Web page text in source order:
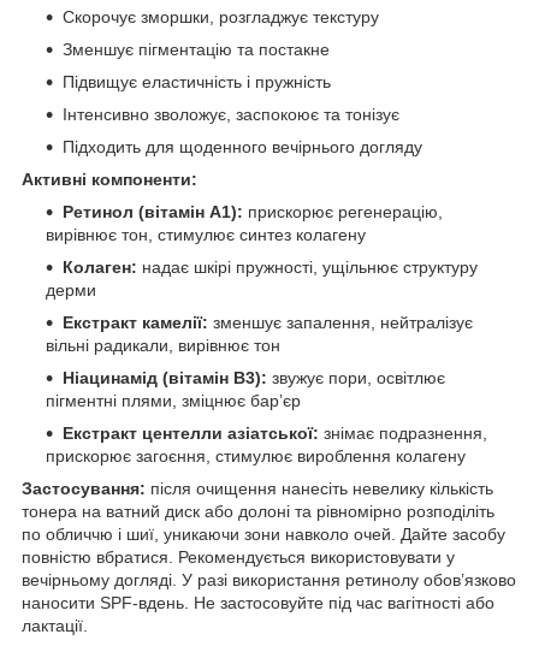
Скорочує зморшки, розгладжує текстуру
Зменшує пігментацію та постакне
Підвищує еластичність і пружність
Інтенсивно зволожує, заспокоює та тонізує
Підходить для щоденного вечірнього догляду
Активні компоненти:
Ретинол (вітамін А1): прискорює регенерацію,
вирівнює тон, стимулює синтез колагену
Колаген: надає шкірі пружності, ущільнює структуру
дерми
Екстракт камелії: зменшує запалення, нейтралізує
вільні радикали, вирівнює тон
Ніацинамід (вітамін B3): звужує пори, освітлює
пігментні плями, зміцнює бар’єр
Екстракт центелли азіатської: знімає подразнення,
прискорює загоєння, стимулює вироблення колагену
Застосування: після очищення нанесіть невелику кількість
тонера на ватний диск або долоні та рівномірно розподіліть
по обличчю і шиї, уникаючи зони навколо очей. Дайте засобу
повністю вбратися. Рекомендується використовувати у
вечірньому догляді. У разі використання ретинолу обов’язково
наносити SPF-вдень. Не застосовуйте під час вагітності або
лактації.